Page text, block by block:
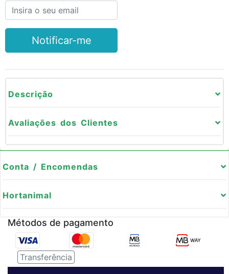
Notificar-me
Descrição
Avaliações dos Clientes
Conta / Encomendas
Hortanimal
Métodos de pagamento
Transferência